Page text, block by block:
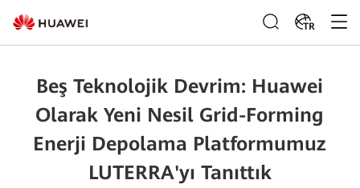
TR
Beş Teknolojik Devrim: Huawei
Olarak Yeni Nesil Grid-Forming
Enerji Depolama Platformumuz
LUTERRA'yı Tanıttık